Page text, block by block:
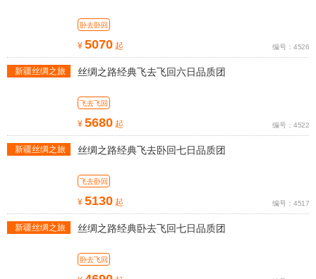
卧去卧回
¥ 5070 起 编号：4526
新疆丝绸之旅
丝绸之路经典飞去飞回六日品质团
飞去飞回
¥ 5680 起 编号：4522
新疆丝绸之旅
丝绸之路经典飞去卧回七日品质团
飞去卧回
¥ 5130 起 编号：4517
新疆丝绸之旅
丝绸之路经典卧去飞回七日品质团
卧去飞回